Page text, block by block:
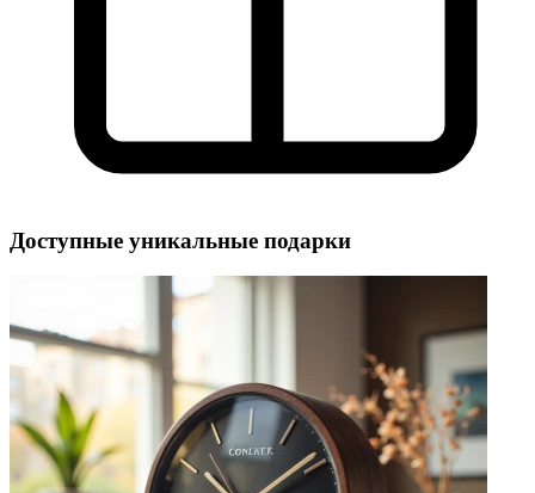
Доступные уникальные подарки